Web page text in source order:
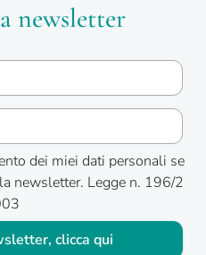
newsletter
dei miei dati personali se
newsletter. Legge n. 196/2
clicca qui